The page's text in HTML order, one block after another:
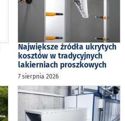
Największe źródła ukrytych
kosztów w tradycyjnych
lakierniach proszkowych
7 sierpnia 2026